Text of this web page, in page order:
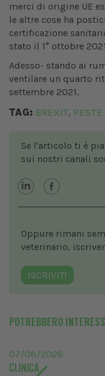
merci di origine UE
le altre cose ha
certificazione
stato il 1° ottobre
Adesso- stando ai
ventilare un quarto
settembre 2021.
TAG: BREXIT,
Se l'articolo ti è
sui nostri canali
Oppure rimani
veterinario,
ISCRIVITI
POTREBBERO
07/08/2026
CLINICA